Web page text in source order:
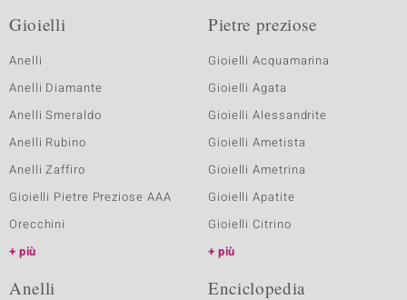
Gioielli
Anelli
Anelli Diamante
Anelli Smeraldo
Anelli Rubino
Anelli Zaffiro
Gioielli Pietre Preziose AAA
Orecchini
più
Pietre preziose
Gioielli Acquamarina
Gioielli Agata
Gioielli Alessandrite
Gioielli Ametista
Gioielli Ametrina
Gioielli Apatite
Gioielli Citrino
più
Anelli Enciclopedia